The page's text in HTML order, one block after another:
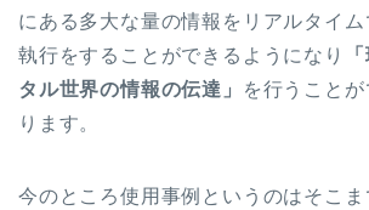
にある多大な量の情報をリアルタイ
執行をすることができるようになり
タル世界の情報の伝達」
を行うこと
ります。
今のところ使用事例というのはそこ